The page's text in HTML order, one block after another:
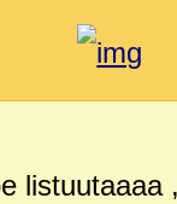
listuutaaaa